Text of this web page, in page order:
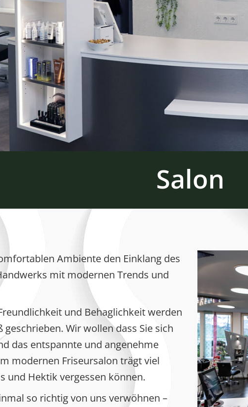
Salon
Ambiente den Einklang des
mit modernen Trends und
und Behaglichkeit werden
geschrieben. Wir wollen dass Sie sich
das entspannte und angenehme
modernen Friseursalon trägt viel
und Hektik vergessen können.
so richtig von uns verwöhnen –